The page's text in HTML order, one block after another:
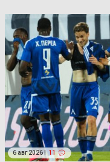
6 авг 2026 | 11